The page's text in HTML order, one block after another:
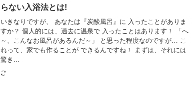
らない入浴法とは!
いきなりですが、 あなたは『炭酸風呂』に 入ったことがありま
すか？ 個人的には、過去に温泉で 入ったことはあります！ 「へ
～、こんなお風呂があるんだ～」 と思った程度なのですが… こ
れって、家でも作ることが できるんですね！ まずは、それには
驚き...